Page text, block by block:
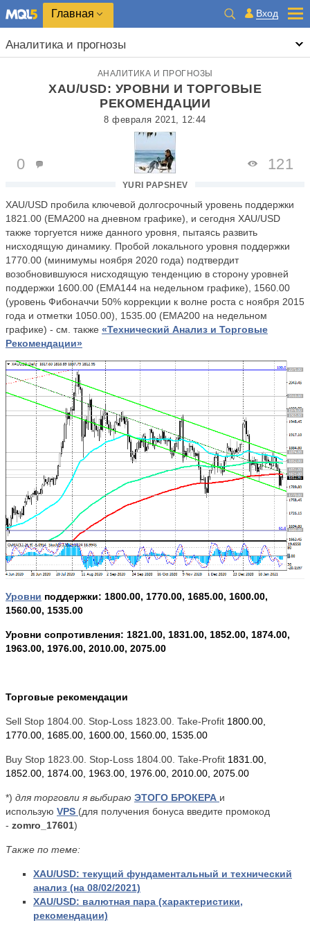
Главная Вход
Аналитика и прогнозы
АНАЛИТИКА И ПРОГНОЗЫ
XAU/USD: УРОВНИ И ТОРГОВЫЕ
РЕКОМЕНДАЦИИ
8 февраля 2021, 12:44
YURI PAPSHEV
0 121
XAU/USD пробила ключевой долгосрочный уровень поддержки
1821.00 (ЕМА200 на дневном графике), и сегодня XAU/USD
также торгуется ниже данного уровня, пытаясь развить
нисходящую динамику. Пробой локального уровня поддержки
1770.00 (минимумы ноября 2020 года) подтвердит
возобновившуюся нисходящую тенденцию в сторону уровней
поддержки 1600.00 (ЕМА144 на недельном графике), 1560.00
(уровень Фибоначчи 50% коррекции к волне роста с ноября 2015
года и отметки 1050.00), 1535.00 (ЕМА200 на недельном
графике) - см. также «Технический Анализ и Торговые
Рекомендации»
Уровни поддержки: 1800.00, 1770.00, 1685.00, 1600.00,
1560.00, 1535.00
Уровни сопротивления: 1821.00, 1831.00, 1852.00, 1874.00,
1963.00, 1976.00, 2010.00, 2075.00
Торговые рекомендации
Sell Stop 1804.00. Stop-Loss 1823.00. Take-Profit 1800.00,
1770.00, 1685.00, 1600.00, 1560.00, 1535.00
Buy Stop 1823.00. Stop-Loss 1804.00. Take-Profit 1831.00,
1852.00, 1874.00, 1963.00, 1976.00, 2010.00, 2075.00
*) для торговли я выбираю ЭТОГО БРОКЕРА и
использую VPS (для получения бонуса введите промокод
- zomro_17601)
Также по теме:
XAU/USD: текущий фундаментальный и технический
анализ (на 08/02/2021)
XAU/USD: валютная пара (характеристики,
рекомендации)